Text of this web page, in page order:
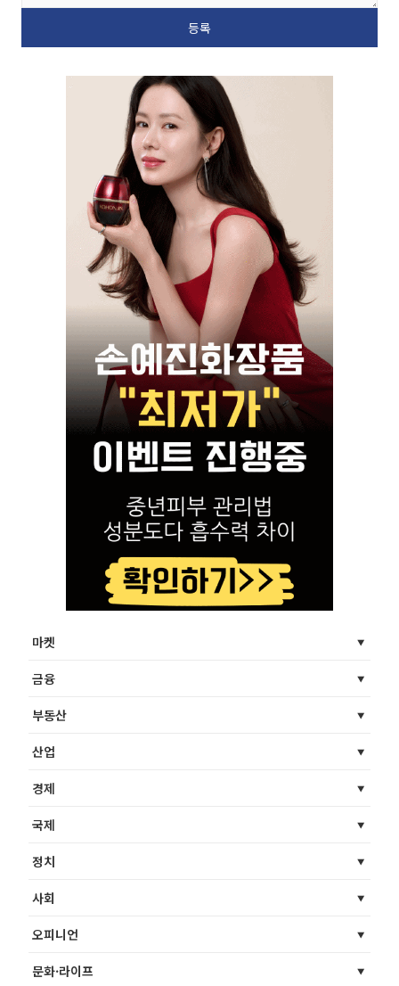
마켓
금융
부동산
산업
경제
국제
정치
사회
오피니언
문화·라이프